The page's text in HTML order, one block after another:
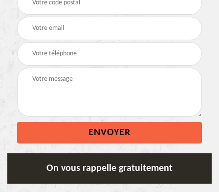
On vous rappelle gratuitement